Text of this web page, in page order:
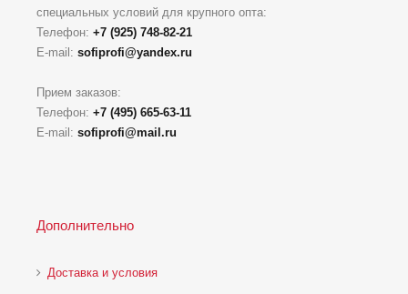
специальных условий для крупного опта:
Телефон: +7 (925) 748-82-21
E-mail: sofiprofi@yandex.ru
Прием заказов:
Телефон: +7 (495) 665-63-11
E-mail: sofiprofi@mail.ru
Дополнительно
Доставка и условия